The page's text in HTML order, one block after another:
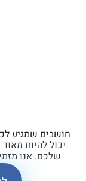
שמגיע לכם
להיות מאוד שאתם
אנו מזמינים